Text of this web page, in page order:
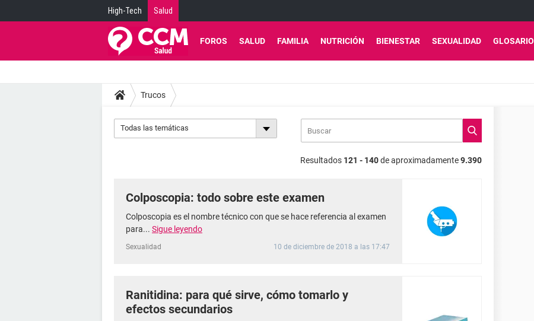
High-Tech Salud
FOROS SALUD FAMILIA NUTRICIÓN BIENESTAR SEXUALIDAD GLOSARIO
Trucos
Todas las temáticas
Resultados 121 - 140de aproximadamente9.390
Colposcopia: todo sobre este examen
Colposcopia es el nombre técnico con que se hace referencia al examen
para... Sigue leyendo
Sexualidad 10 de diciembre de 2018 a las 17:47
Ranitidina: para qué sirve, cómo tomarlo y
efectos secundarios